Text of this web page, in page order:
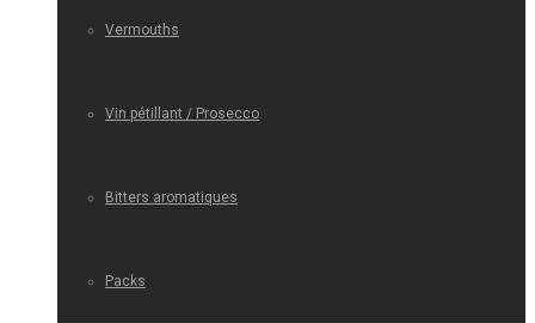
Vermouths
Vin pétillant / Prosecco
Bitters aromatiques
Packs